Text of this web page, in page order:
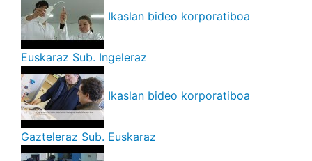
Ikaslan bideo korporatiboa
Euskaraz Sub. Ingeleraz
Ikaslan bideo korporatiboa
Gazteleraz Sub. Euskaraz